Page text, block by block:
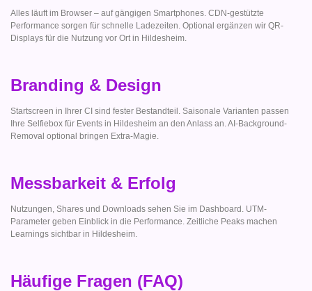
Alles läuft im Browser – auf gängigen Smartphones. CDN-gestützte
Performance sorgen für schnelle Ladezeiten. Optional ergänzen wir QR-
Displays für die Nutzung vor Ort in Hildesheim.
Branding & Design
Startscreen in Ihrer CI sind fester Bestandteil. Saisonale Varianten passen
Ihre Selfiebox für Events in Hildesheim an den Anlass an. AI-Background-
Removal optional bringen Extra-Magie.
Messbarkeit & Erfolg
Nutzungen, Shares und Downloads sehen Sie im Dashboard. UTM-
Parameter geben Einblick in die Performance. Zeitliche Peaks machen
Learnings sichtbar in Hildesheim.
Häufige Fragen (FAQ)